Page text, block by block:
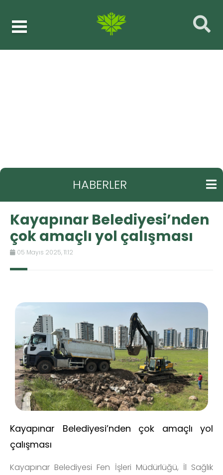
HABERLER
Kayapınar Belediyesi’nden
çok amaçlı yol çalışması
05 Mayıs 2025, 11:12
Kayapınar Belediyesi’nden çok amaçlı yol
çalışması
Kayapınar Belediyesi Fen İşleri Müdürlüğü, İl Sağlık